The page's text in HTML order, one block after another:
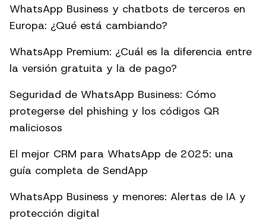
WhatsApp Business y chatbots de terceros en
Europa: ¿Qué está cambiando?
WhatsApp Premium: ¿Cuál es la diferencia entre
la versión gratuita y la de pago?
Seguridad de WhatsApp Business: Cómo
protegerse del phishing y los códigos QR
maliciosos
El mejor CRM para WhatsApp de 2025: una
guía completa de SendApp
WhatsApp Business y menores: Alertas de IA y
protección digital